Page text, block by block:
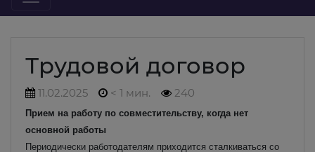
Трудовой договор
11.02.2025 < 1 мин. 240
Прием на работу по совместительству, когда нет
основной работы
Периодически работодателям приходится сталкиваться со